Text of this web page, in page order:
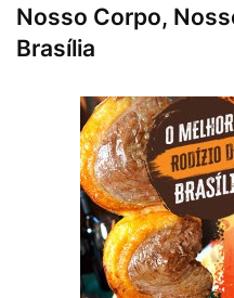
Nosso Corpo,
Brasília